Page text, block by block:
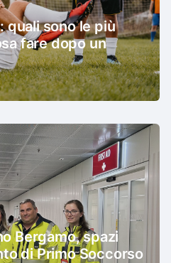
quali sono le più
fare dopo un
Bergamo, spazi
di Primo Soccorso